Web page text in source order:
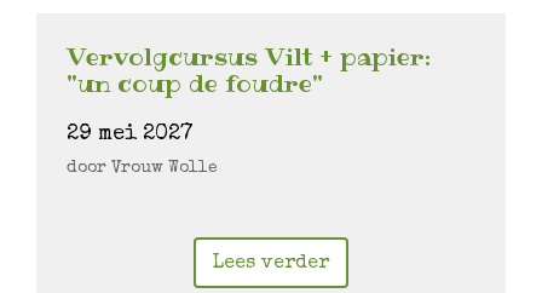
Vervolgcursus Vilt + papier:
"un coup de foudre"
29 mei 2027
door Vrouw Wolle
Lees verder